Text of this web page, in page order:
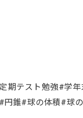
期テスト勉強#学
錐#球の体積#球